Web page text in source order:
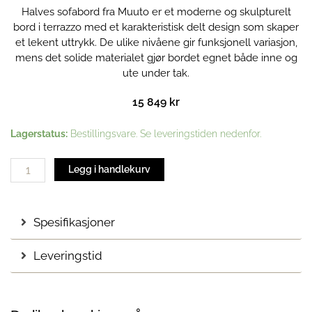
Halves sofabord fra Muuto er et moderne og skulpturelt
bord i terrazzo med et karakteristisk delt design som skaper
et lekent uttrykk. De ulike nivåene gir funksjonell variasjon,
mens det solide materialet gjør bordet egnet både inne og
ute under tak.
15 849 kr
Lagerstatus: Bestillingsvare. Se leveringstiden nedenfor.
Halves
Legg i handlekurv
Spesifikasjoner
Leveringstid